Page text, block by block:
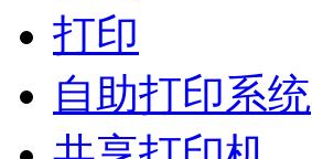
打印
自助打印系统